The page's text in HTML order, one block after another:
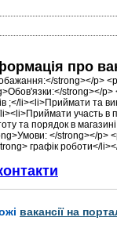
про
strong></p>
strong></
;</li><li>Приймати та
li><li>Приймати участь в
та порядок в
</strong></p>
графік роботи</
вакансії на